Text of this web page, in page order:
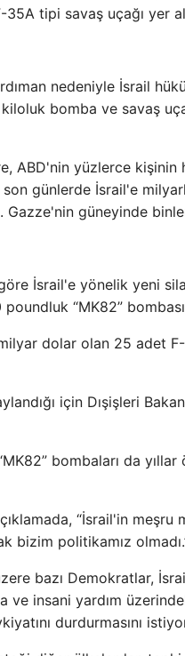
tipi savaş uçağı yer
nedeniyle İsrail
bomba ve savaş
ABD'nin yüzlerce kişinin
günlerde İsrail'e
güneyinde
İsrail'e yönelik yeni
“MK82”
dolar olan 25 adet
için Dışişleri
bombaları da
“İsrail'in meşru
bizim politikamız
bazı Demokratlar,
ve insani yardım
durdurmasını